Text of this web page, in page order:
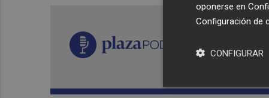
oponerse en
Configuración de
CONFIGURAR